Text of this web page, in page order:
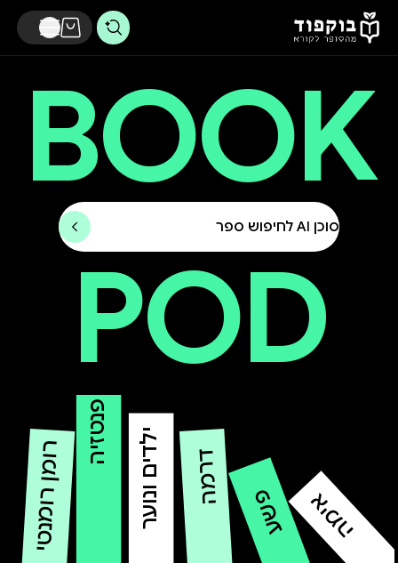
דלג לתוכן הראשי
BOOK
POD
סוכן AI לחיפוש ספר
בוקפוד - מהסופר לקורא - חנות הספרים החברתית של ישראל
רומן רומנטי
פנטזיה ילדים ונוער דרמה
פשע אימה